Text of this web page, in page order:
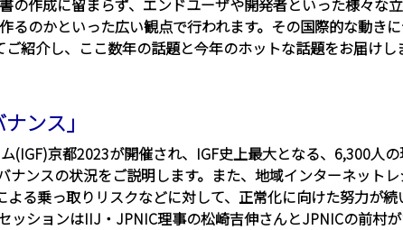
の作成に留まらず、エンドユーザや開発者といった様々な
のかといった広い観点で行われます。その国際的な動き
紹介し、ここ数年の話題と今年のホットな話題をお届けし
ンス」
(IGF)京都2023が開催され、IGF史上最大となる、6,300人
ンスの状況をご説明します。また、地域インターネットレ
る乗っ取りリスクなどに対して、正常化に向けた努力が
ションはIIJ・JPNIC理事の松崎吉伸さんとJPNICの前村が